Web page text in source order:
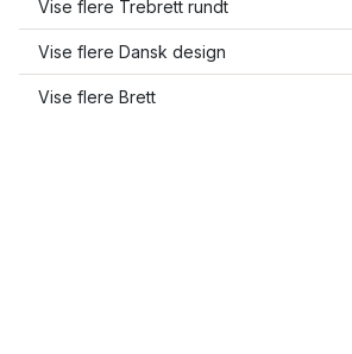
Vise flere Trebrett rundt
Vise flere Dansk design
Vise flere Brett